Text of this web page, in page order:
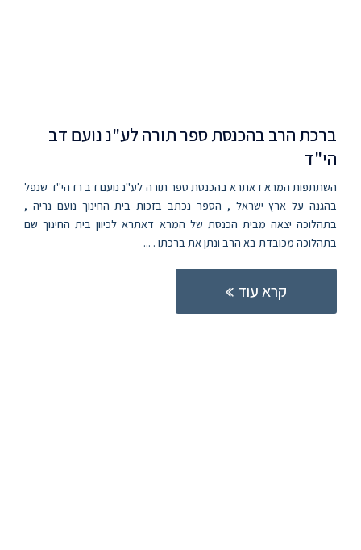
ברכת הרב בהכנסת ספר תורה לע"נ נועם דב
הי"ד
השתתפות המרא דאתרא בהכנסת ספר תורה לע"נ נועם דב רז הי"ד שנפל
בהגנה על ארץ ישראל , הספר נכתב בזכות בית החינוך נועם נריה ,
בתהלוכה יצאה מבית הכנסת של המרא דאתרא לכיוון בית החינוך שם
בתהלוכה מכובדת בא הרב ונתן את ברכתו . ...
קרא עוד